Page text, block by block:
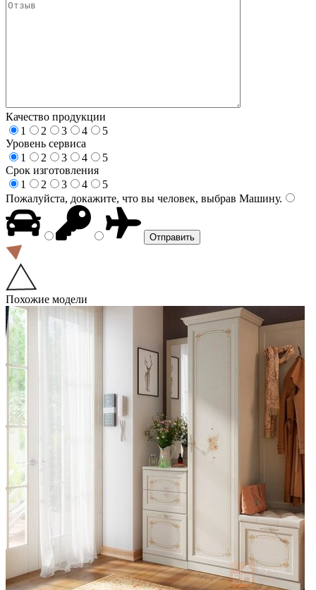
Качество продукции
1
2 3 4
5
Уровень сервиса
1
2 3 4
5
Срок изготовления
1
2 3 4
5
Пожалуйста, докажите, что вы человек, выбрав Машину.
Похожие модели